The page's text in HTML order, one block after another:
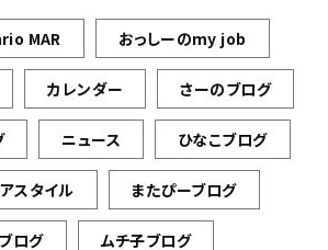
MAR おっしーのmy job
カレンダー さーのブログ
ニュース ひなこブログ
スタイル またぴーブログ
ログ ムチ子ブログ